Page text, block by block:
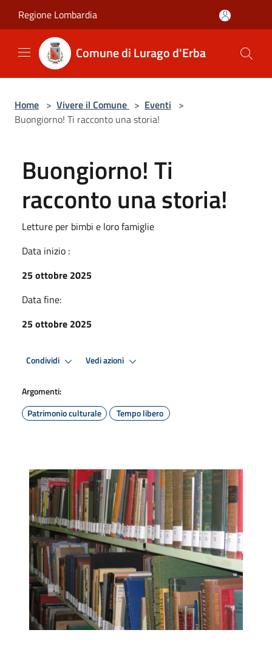
Regione Lombardia
Comune di Lurago d'Erba
Home > Vivere il Comune > Eventi >
Buongiorno! Ti racconto una storia!
Buongiorno! Ti
racconto una storia!
Letture per bimbi e loro famiglie
Data inizio :
25 ottobre 2025
Data fine:
25 ottobre 2025
Condividi Vedi azioni
Argomenti:
Patrimonio culturale
Tempo libero